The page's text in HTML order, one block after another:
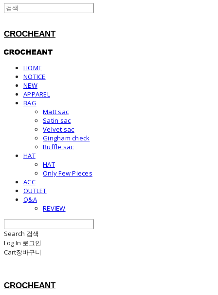
CROCHEANT
HOME
NOTICE
NEW
APPAREL
BAG
Matt sac
Satin sac
Velvet sac
Gingham check
Ruffle sac
HAT
HAT
Only Few Pieces
ACC
OUTLET
Q&A
REVIEW
Search 검색
Log In 로그인
Cart장바구니
CROCHEANT